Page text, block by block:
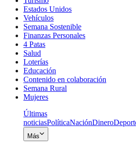
Estados Unidos
Vehículos
Semana Sostenible
Finanzas Personales
4 Patas
Salud
Loterías
Educación
Contenido en colaboración
Semana Rural
Mujeres
Últimas
noticiasPolíticaNaciónDinero
Más